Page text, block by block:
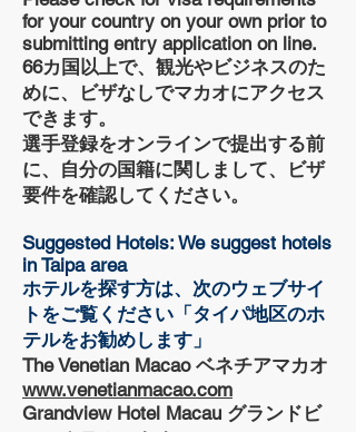
for your country on your own prior to
submitting entry application on line.
66カ国以上で、観光やビジネスのた
めに、ビザなしでマカオにアクセス
できます。
選手登録をオンラインで提出する前
に、自分の国籍に関しまして、ビザ
要件を確認してください。
Suggested Hotels: We suggest hotels
in Taipa area
ホテルを探す方は、次のウェブサイ
トをご覧ください「タイパ地区のホ
テルをお勧めします」
The Venetian Macao ベネチアマカオ
www.venetianmacao.com
Grandview Hotel Macau グランドビ